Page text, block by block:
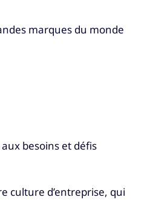
marques du monde
besoins et défis
culture d’entreprise, qui